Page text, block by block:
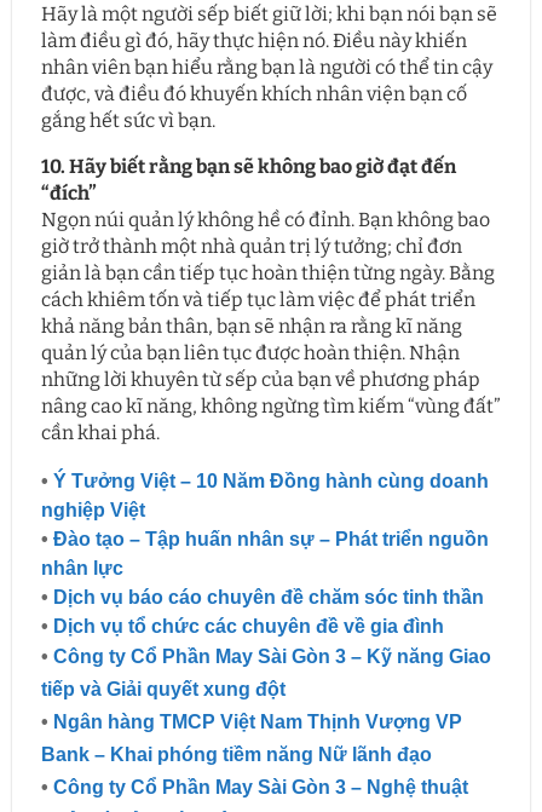
Hãy là một người sếp biết giữ lời; khi bạn nói bạn sẽ
làm điều gì đó, hãy thực hiện nó. Điều này khiến
nhân viên bạn hiểu rằng bạn là người có thể tin cậy
được, và điều đó khuyến khích nhân viện bạn cố
gắng hết sức vì bạn.
10. Hãy biết rằng bạn sẽ không bao giờ đạt đến
“đích”
Ngọn núi quản lý không hề có đỉnh. Bạn không bao
giờ trở thành một nhà quản trị lý tưởng; chỉ đơn
giản là bạn cần tiếp tục hoàn thiện từng ngày. Bằng
cách khiêm tốn và tiếp tục làm việc để phát triển
khả năng bản thân, bạn sẽ nhận ra rằng kĩ năng
quản lý của bạn liên tục được hoàn thiện. Nhận
những lời khuyên từ sếp của bạn về phương pháp
nâng cao kĩ năng, không ngừng tìm kiếm “vùng đất”
cần khai phá.
• Ý Tưởng Việt – 10 Năm Đồng hành cùng doanh
nghiệp Việt
• Đào tạo – Tập huấn nhân sự – Phát triển nguồn
nhân lực
• Dịch vụ báo cáo chuyên đề chăm sóc tinh thần
• Dịch vụ tổ chức các chuyên đề về gia đình
• Công ty Cổ Phần May Sài Gòn 3 – Kỹ năng Giao
tiếp và Giải quyết xung đột
• Ngân hàng TMCP Việt Nam Thịnh Vượng VP
Bank – Khai phóng tiềm năng Nữ lãnh đạo
• Công ty Cổ Phần May Sài Gòn 3 – Nghệ thuật